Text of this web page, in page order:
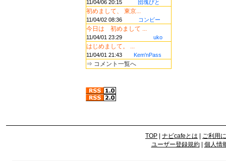
11/04/06 20:15 団塊びと
初めまして、 東京...
11/04/02 08:36 コンビー
今日は 初めまして ...
11/04/01 23:29 uko
はじめまして。 ...
11/04/01 21:43 Kem'nPass
⇒ コメント一覧へ
TOP ナビcafeとは
ご利用
ユーザー登録規約| 個人情